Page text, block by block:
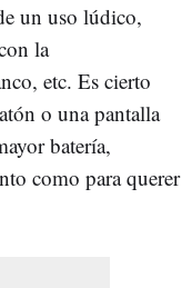
un uso lúdico,
la
etc. Es cierto
o una pantalla
batería,
como para querer